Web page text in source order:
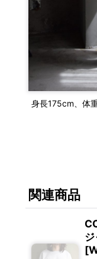
身長175cm、体
関連商品